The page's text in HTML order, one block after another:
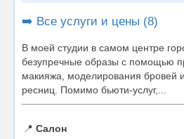
➡️ Все услуги и цены (8)
В моей студии в самом центре
безупречные образы с помощью
макияжа, моделирования бровей
ресниц. Помимо бьюти-услуг,...
📍 Салон